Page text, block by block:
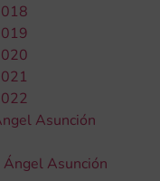
Asunción
Ángel Asunción